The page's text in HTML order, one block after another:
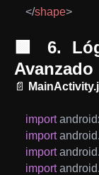
</shape>
🟩 6.
Avanzado
📄
import
import android.
import android.
import android.